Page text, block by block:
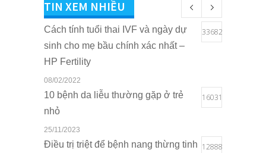
TIN XEM NHIỀU
Cách tính tuổi thai IVF và ngày dự
sinh cho mẹ bầu chính xác nhất –
HP Fertility
33682
08/02/2022
10 bệnh da liễu thường gặp ở trẻ
nhỏ
16031
25/11/2023
Điều trị triệt để bệnh nang thừng tinh 12888